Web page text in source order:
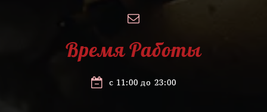
Время Работы
с 11:00 до 23:00